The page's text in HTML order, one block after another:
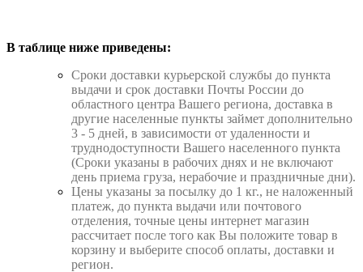
В таблице ниже приведены:
Cроки доставки курьерской службы до пункта
выдачи и срок доставки Почты России до
областного центра Вашего региона, доставка в
другие населенные пункты займет дополнительно
3 - 5 дней, в зависимости от удаленности и
труднодоступности Вашего населенного пункта
(Сроки указаны в рабочих днях и не включают
день приема груза, нерабочие и праздничные дни).
Цены указаны за посылку до 1 кг., не наложенный
платеж, до пункта выдачи или почтового
отделения, точные цены интернет магазин
рассчитает после того как Вы положите товар в
корзину и выберите способ оплаты, доставки и
регион.